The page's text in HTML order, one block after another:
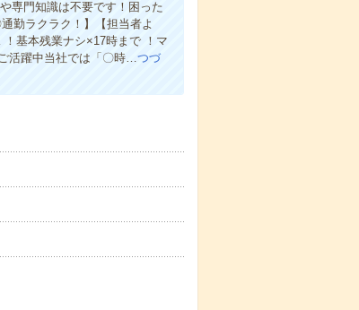
専門知識は不要です！困った
勤ラクラク！】【担当者よ
基本残業ナシ×17時まで ！マ
活躍中当社では「〇時… つづ